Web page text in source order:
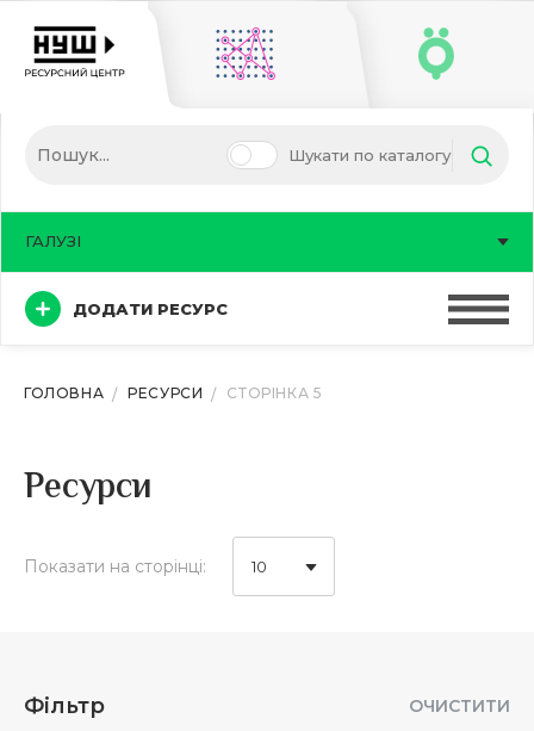
Шукати по каталогу
ДОДАТИ РЕСУРС
ГАЛУЗІ
ГОЛОВНА РЕСУРСИ СТОРІНКА 5
Ресурси
Показати на сторінці: 10
Фільтр ОЧИСТИТИ